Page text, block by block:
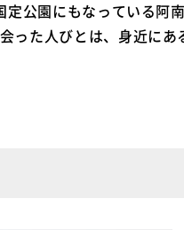
定公園にもなっている阿
った人びとは、身近にあ